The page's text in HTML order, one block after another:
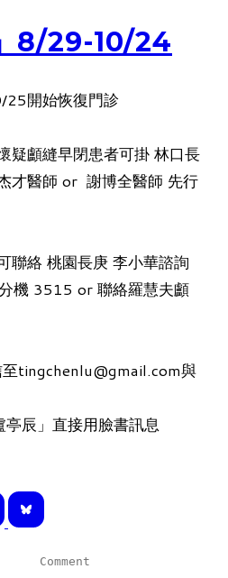
8/29-10/24
開始恢復門診
疑顱縫早閉患者可掛 林口長
才醫師 or 謝博全醫師 先行
聯絡 桃園長庚 李小華諮詢
機 3515 or 聯絡羅慧夫顱
tingchenlu@gmail.com與
辰」直接用臉書訊息